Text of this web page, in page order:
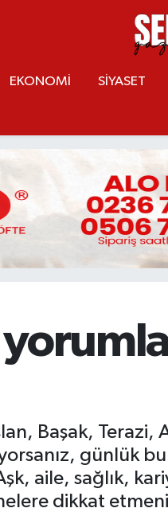
EKONOMİ SİYASET
Başak, Terazi,
günlük
aile, sağlık,
nelere dikkat